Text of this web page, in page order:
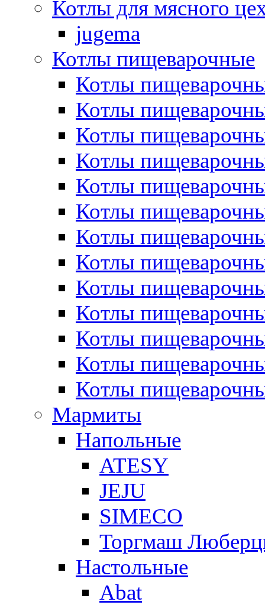
Котлы для мясного
jugema
Котлы пищеварочные
Котлы
Котлы
Котлы
Котлы
Котлы
Котлы
Котлы
Котлы
Котлы
Котлы
Котлы
Котлы
Котлы
Мармиты
Напольные
ATESY
JEJU
SIMECO
Торгмаш
Настольные
Abat